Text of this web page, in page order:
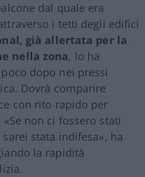
dal quale era
i tetti degli edifici
già allertata per la
nella zona, lo ha
dopo nei pressi
Dovrà comparire
con rito rapido per
non ci fossero stati
stata indifesa», ha
la rapidità